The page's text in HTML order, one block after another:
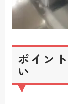
ポイン
い